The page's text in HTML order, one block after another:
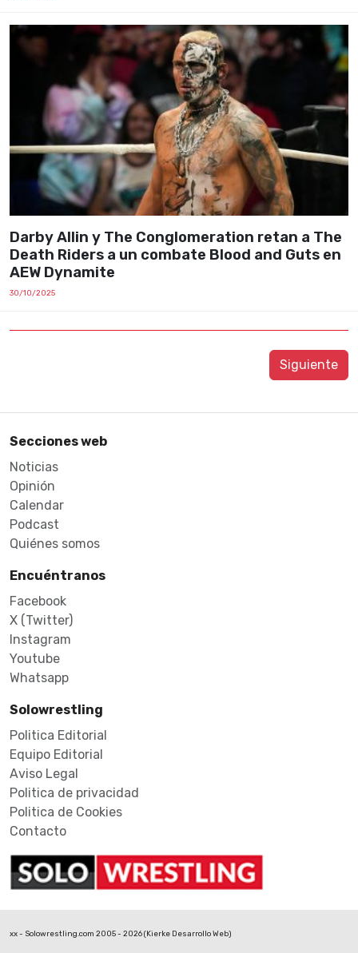
Darby Allin y The Conglomeration retan a The
Death Riders a un combate Blood and Guts en
AEW Dynamite
30/10/2025
Siguiente
Secciones web
Noticias
Opinión
Calendar
Podcast
Quiénes somos
Encuéntranos
Facebook
X (Twitter)
Instagram
Youtube
Whatsapp
Solowrestling
Politica Editorial
Equipo Editorial
Aviso Legal
Politica de privacidad
Politica de Cookies
Contacto
xx - Solowrestling.com 2005 - 2026 (Kierke Desarrollo Web)